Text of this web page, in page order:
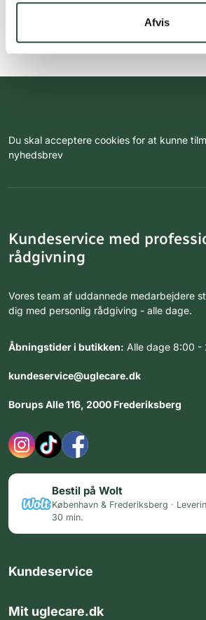
Afvis
Du skal acceptere cookies for at kunne
nyhedsbrev
Kundeservice med
rådgivning
Vores team af uddannede medarbejdere
dig med personlig rådgiving - alle dage.
Åbningstider i butikken: Alle dage 8:00 -
kundeservice@uglecare.dk
Borups Alle 116, 2000 Frederiksberg
Bestil på Wolt
København & Frederiksberg ·
30 min.
Kundeservice
Mit uglecare.dk